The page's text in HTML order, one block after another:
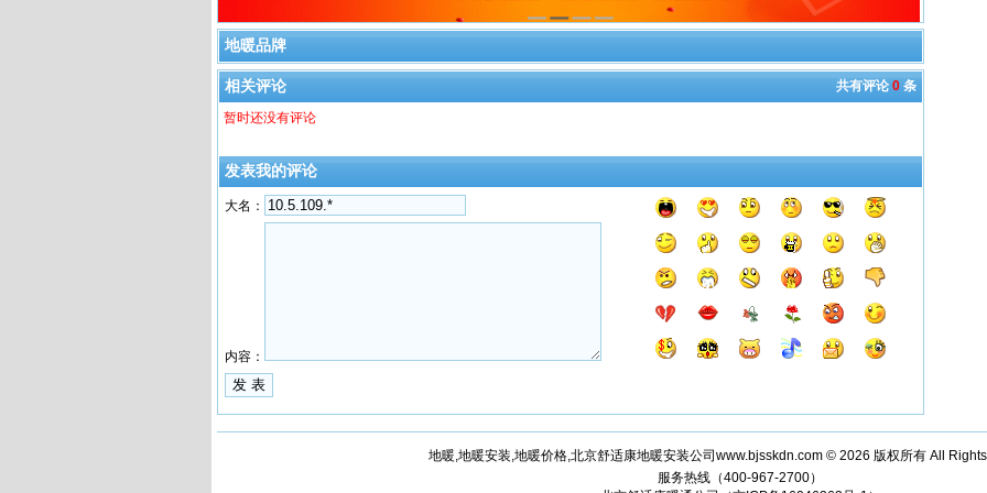
地暖品牌
共有评论 0 条
相关评论
暂时还没有评论
发表我的评论
大名：
内容：
地暖,地暖安装,地暖价格,北京舒适康地暖安装公司www.bjsskdn.com © 2026 版权所有 All
服务热线（400-967-2700）